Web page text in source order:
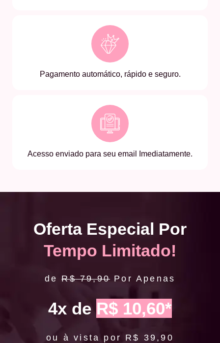
Pagamento automático, rápido e seguro.
Acesso enviado para seu email Imediatamente.
Oferta Especial Por
Tempo Limitado!
deR$ 79,90 Por Apenas
4x de R$ 10,60*
ou à vista por R$ 39,90